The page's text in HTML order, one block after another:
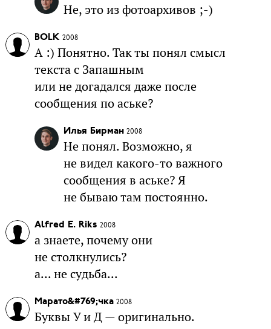
Не, это из фотоархивов ;-)
BOLK 2008
А :) Понятно. Так ты понял смысл
текста с Запашным
или не догадался даже после
сообщения по аське?
Илья Бирман 2008
Не понял. Возможно, я
не видел какого-то важного
сообщения в аське? Я
не бываю там постоянно.
Alfred E. Riks 2008
а знаете, почему они
не столкнулись?
а... не судьба...
Марато&#769;чка 2008
Буквы У и Д — оригинально.